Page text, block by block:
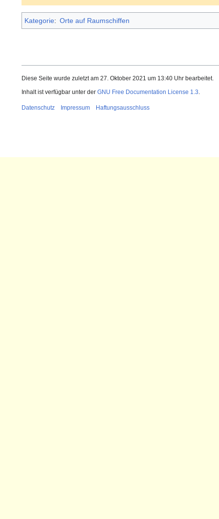
Kategorie: Orte auf Raumschiffen
Diese Seite wurde zuletzt am 27. Oktober 2021 um 13:40 Uhr bearbeitet.
Inhalt ist verfügbar unter der GNU Free Documentation License 1.3.
Datenschutz Impressum Haftungsausschluss